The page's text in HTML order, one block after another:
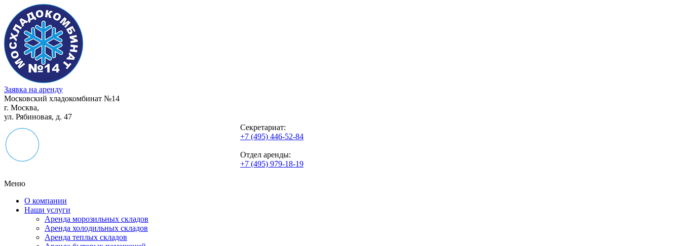
Заявка на аренду
Московский хладокомбинат №14
г. Москва,
ул. Рябиновая, д. 47
Секретариат:
+7 (495) 446-52-84
Отдел аренды:
+7 (495) 979-18-19
Меню
О компании
Наши услуги
Аренда морозильных складов
Аренда холодильных складов
Аренда теплых складов